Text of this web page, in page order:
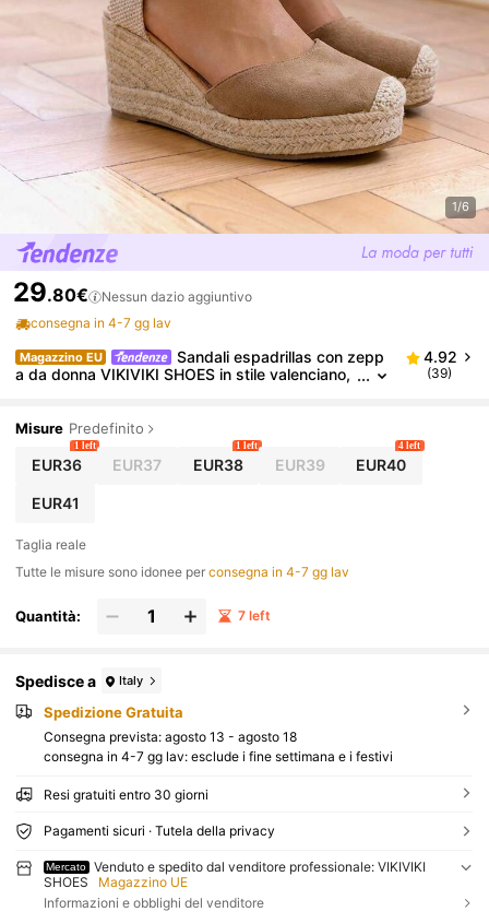
1/6
29.80€
Nessun dazio aggiuntivo
consegna in 4-7 gg lav
Magazzino EU
Sandali espadrillas con zepp
a da donna VIKIVIKI SHOES in stile valenciano,
Y2K, una calzata comoda e flessibile e una suola in
iuta leggera e antiscivolo. Ideali per un abbigliament
o estivo chic, per l'uso quotidiano, per le vacanze, l
con abiti o gonne.
4.92
(39)
Misure Predefinito
EUR36
1 left
EUR37 EUR38
1 left
EUR39 EUR40
4 left
EUR41
Taglia reale
Tutte le misure sono idonee perconsegna in 4-7 gg lav
Quantità: 7 left
Spedisce a Italy
Spedizione Gratuita
Consegna prevista: agosto 13 - agosto 18
consegna in 4-7 gg lav: esclude i fine settimana e i festivi
Resi gratuiti entro 30 giorni
Pagamenti sicuri · Tutela della privacy
Mercato
Venduto e spedito dal venditore professionale: VIKIVIKI
SHOES
Magazzino UE
Informazioni e obblighi del venditore